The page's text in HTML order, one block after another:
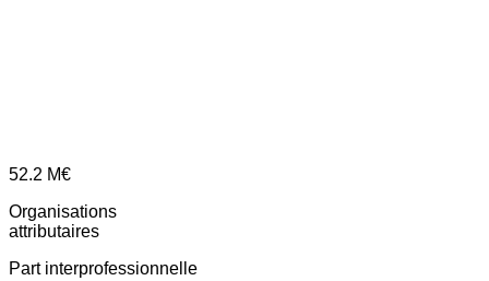
52.2 M€
Organisations
attributaires
Part interprofessionnelle